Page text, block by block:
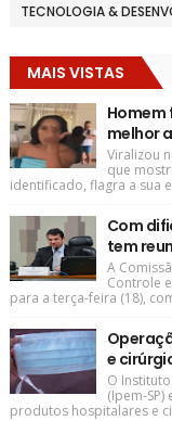
TECNOLOGIA &
MAIS VISTAS
Homem
melhor
Viralizou
que
identificado, flagra a sua
Com
tem
A
Controle
para a terça-feira (18),
e
O
(Ipem-
produtos hospitalares e